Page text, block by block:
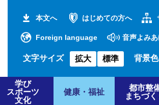
本文へ はじめての方へ
Foreign language 音声よみ
文字サイズ 拡大 標準 背景
学び
スポーツ
文化
健康・福祉
都市整
まちづく